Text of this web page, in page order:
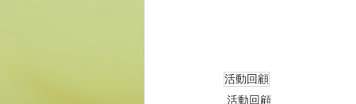
活動回顧
活動回顧